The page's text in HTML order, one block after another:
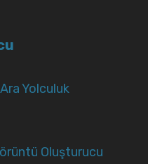
Yolculuk
Oluşturucu